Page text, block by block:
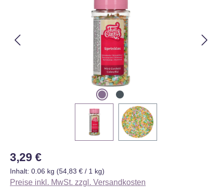
Regulärer Preis:
3,29 €
Inhalt: 0.06 kg (54,83 € / 1 kg)
Preise inkl. MwSt. zzgl. Versandkosten